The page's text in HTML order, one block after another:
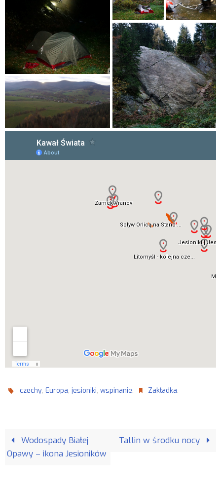
Obok skały jest
idealne miejsce na
biwak.
się...
czechy,Europa,jesioniki,wspinanie. Zakładka.
Wodospady Białej
Opawy – ikona Jesioników
Tallin w środku nocy